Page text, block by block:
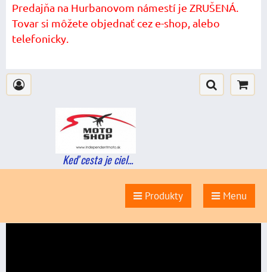
Predajňa na Hurbanovom námestí je ZRUŠENÁ.
Tovar si môžete objednať cez e-shop, alebo
telefonicky.
Keď cesta je ciel...
Produkty Menu